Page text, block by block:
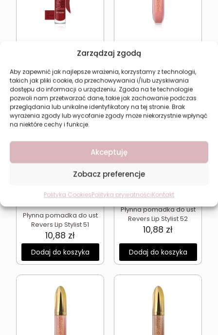
Zarządzaj zgodą
Aby zapewnić jak najlepsze wrażenia, korzystamy z technologii,
takich jak pliki cookie, do przechowywania i/lub uzyskiwania
dostępu do informacji o urządzeniu. Zgoda na te technologie
pozwoli nam przetwarzać dane, takie jak zachowanie podczas
przeglądania lub unikalne identyfikatory na tej stronie. Brak
wyrażenia zgody lub wycofanie zgody może niekorzystnie wpłynąć
na niektóre cechy i funkcje.
Akceptuję
Zobacz preferencje
Polityka CookiesPolityka prywatnościKontakt
płynie REVERS New Lip
14,60zł
Dodaj do koszyka
Revers Lip Stylist 50
10,88zł
Dodaj do koszyka
Płynna pomadka do ust
Revers Lip Stylist 51
10,88 zł
Dodaj do koszyka
Płynna pomadka do ust
Revers Lip Stylist 52
10,88 zł
Dodaj do koszyka